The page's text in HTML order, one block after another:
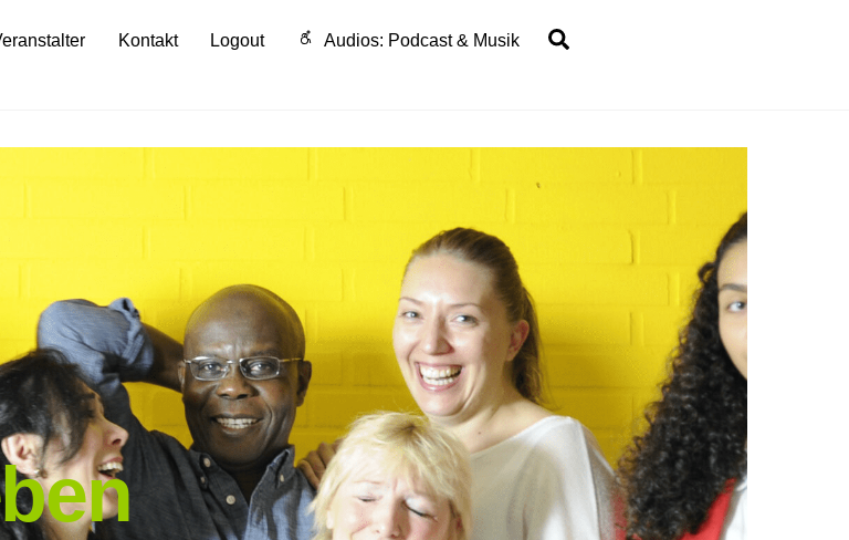
Kontakt Logout Audios: Podcast & Musik